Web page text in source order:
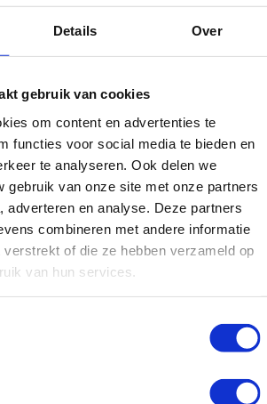
Details Over
gebruik van cookies
om content en advertenties te
functies voor social media te bieden en
te analyseren. Ook delen we
gebruik van onze site met onze partners
adverteren en analyse. Deze partners
combineren met andere informatie
verstrekt of die ze hebben verzameld op
van hun services.
of linkbuilding? Kom je niet uit
je maatwerk? Neem gerust contact met
zo snel mogelijk helpen.